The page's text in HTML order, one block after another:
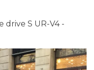
S UR-V4 -